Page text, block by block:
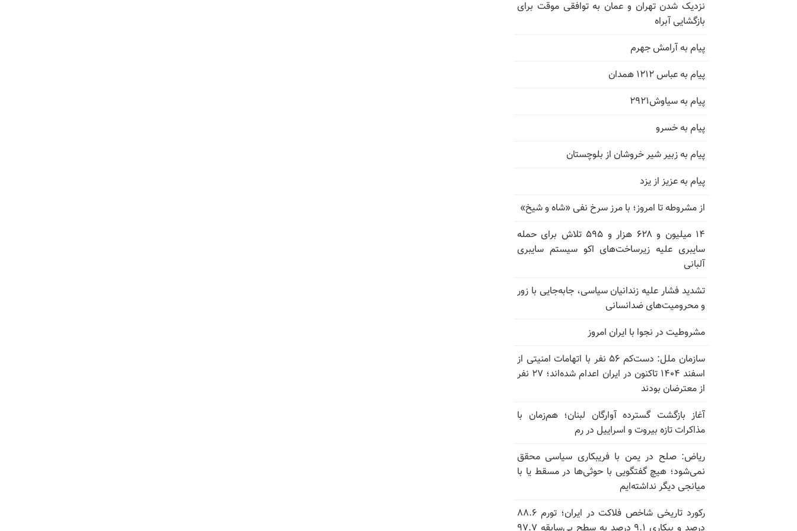
نزدیک شدن تهران و عمان به توافقی موقت برای
بازگشایی آبراه
پیام به آرامش جهرم
پیام به عباس ۱۲۱۲ همدان
پیام به سیاوش۲۹۲۱
پیام به خسرو
پیام به زبیر شیر خروشان از بلوچستان
پیام به عزیز از یزد
از مشروطه تا امروز؛ با مرز سرخ نفی «شاه و شیخ»
۱۴ میلیون و ۶۲۸ هزار و ۵۹۵ تلاش برای حمله
سایبری علیه زیرساخت‌های اکو سیستم سایبری
آلبانی
تشدید فشار علیه زندانیان سیاسی، جابه‌جایی با زور
و محرومیت‌های ضدانسانی
مشروطیت در نجوا با ایران امروز
سازمان ملل: دست‌کم ۵۶ نفر با اتهامات امنیتی از
اسفند ۱۴۰۴ تاکنون در ایران اعدام شده‌اند؛ ۲۷ نفر
از معترضان بودند
آغاز بازگشت گسترده آوارگان لبنان؛ هم‌زمان با
مذاکرات تازه بیروت و اسراییل در رم
ریاض: صلح در یمن با فریبکاری سیاسی محقق
نمی‌شود؛ هیچ گفتگویی با حوثی‌ها در مسقط یا با
میانجی دیگر نداشته‌ایم
رکورد تاریخی شاخص فلاکت در ایران؛ تورم ۸۸.۶